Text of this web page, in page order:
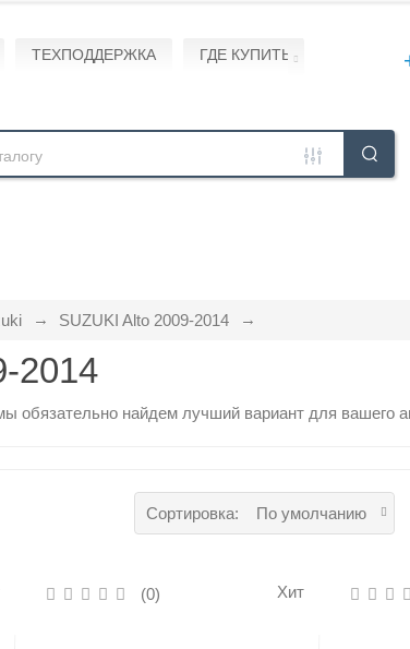
ТЕХПОДДЕРЖКА ГДЕ КУПИТЬ\УСТАНОВИТЬ
SUZUKI Alto 2009-2014
2014
обязательно найдем лучший вариант для вашего
Сортировка: По умолчанию
(0) Хит